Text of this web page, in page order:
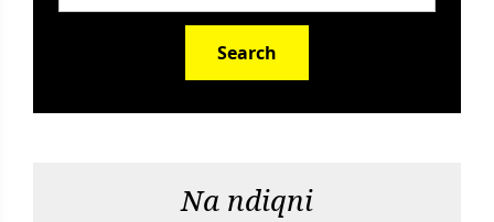
Search
Na ndiqni